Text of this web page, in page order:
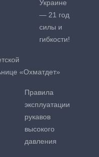
Украине
— 21 год
силы и
гибкости!
«Охматдет»
Правила
эксплуатации
рукавов
высокого
давления